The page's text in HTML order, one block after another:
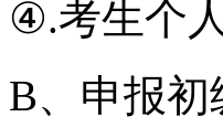
④.考生个
B、申报